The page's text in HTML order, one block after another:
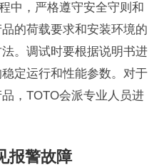
中，严格遵守安全守则和
的荷载要求和安装环境的
。调试时要根据说明书进
定运行和性能参数。对于
，TOTO会派专业人员进
报警故障